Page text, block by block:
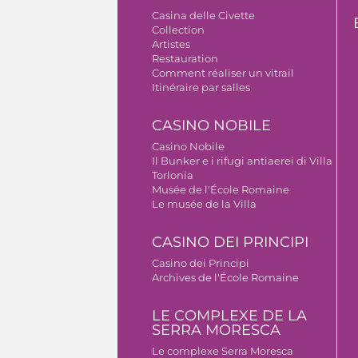
Casina delle Civette
Collection
Artistes
Restauration
Comment réaliser un vitrail
Itinéraire par salles
CASINO NOBILE
Casino Nobile
Il Bunker e i rifugi antiaerei di Villa
Torlonia
Musée de l'École Romaine
Le musée de la Villa
CASINO DEI PRINCIPI
Casino dei Principi
Archives de l'École Romaine
LE COMPLEXE DE LA
SERRA MORESCA
Le complexe Serra Moresca